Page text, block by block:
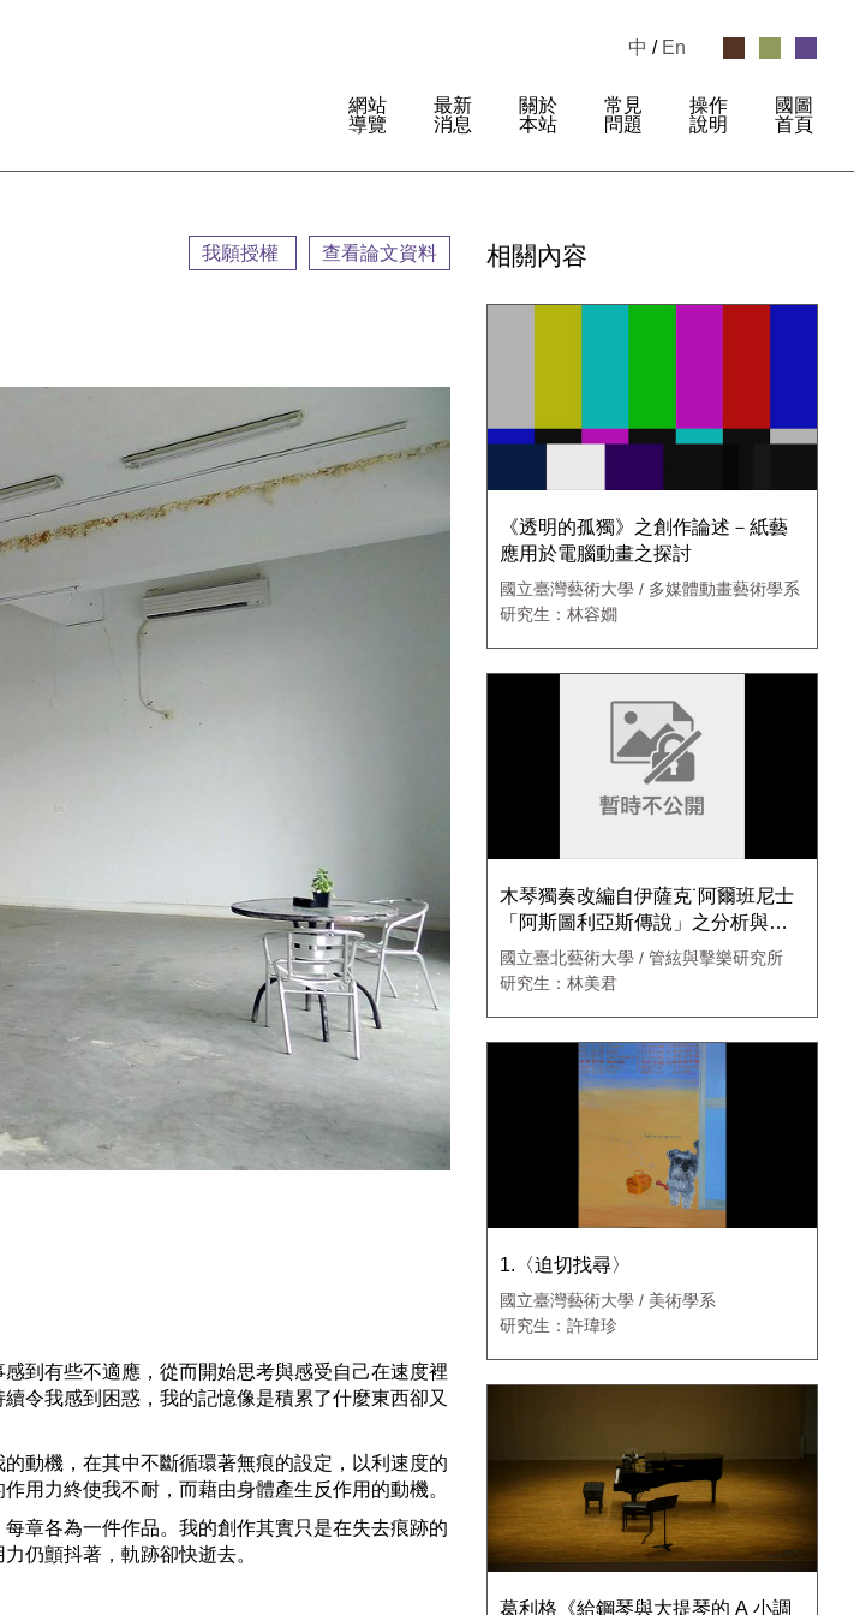
網站
導覽
最新
消息
關於
本站
常見
問題
操作
說明
國圖
首頁
中 / En
我願授權 查看論文資料
到有些不適應，從而開始思考與感受自己在速度裡
令我感到困惑，我的記憶像是積累了什麼東西卻又
動機，在其中不斷循環著無痕的設定，以利速度的
用力終使我不耐，而藉由身體產生反作用的動機。
章各為一件作品。我的創作其實只是在失去痕跡的
仍顫抖著，軌跡卻快逝去。
相關內容
《透明的孤獨》之創作論述－紙藝
應用於電腦動畫之探討
國立臺灣藝術大學 / 多媒體動畫藝術學系
研究生：林容嫺
木琴獨奏改編自伊薩克˙阿爾班尼士
「阿斯圖利亞斯傳說」之分析與探
討
國立臺北藝術大學 / 管絃與擊樂研究所
研究生：林美君
1.〈迫切找尋〉
國立臺灣藝術大學 / 美術學系
研究生：許瑋珍
葛利格《給鋼琴與大提琴的 A 小調